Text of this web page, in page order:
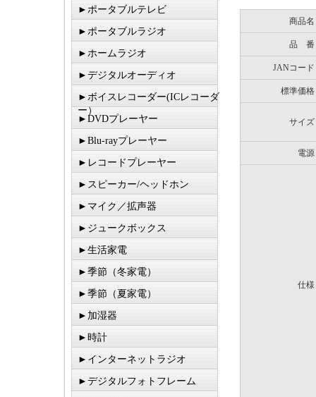
►ポータブルテレビ
►ポータブルラジオ
►ホームラジオ
►デジタルオーディオ
►ボイスレコーダー(ICレコーダ
ー）
►DVDプレーヤー
►Blu-rayプレーヤー
►レコードプレーヤー
►スピーカー/ヘッドホン
►マイク／拡声器
►ジュークボックス
►生活家電
►季節（冬家電）
►季節（夏家電）
►加湿器
►時計
►インターネットラジオ
►デジタルフォトフレーム
商品名
品 番
JANコード
標準価格
サイズ
電源
仕様